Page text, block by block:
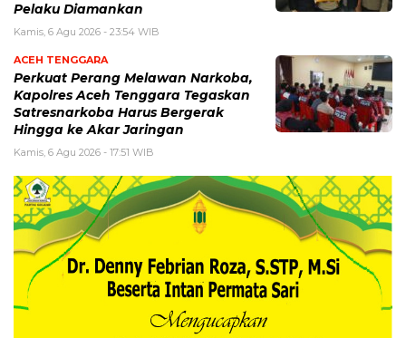
Pelaku Diamankan
Kamis, 6 Agu 2026 - 23:54 WIB
ACEH TENGGARA
Perkuat Perang Melawan Narkoba,
Kapolres Aceh Tenggara Tegaskan
Satresnarkoba Harus Bergerak
Hingga ke Akar Jaringan
Kamis, 6 Agu 2026 - 17:51 WIB